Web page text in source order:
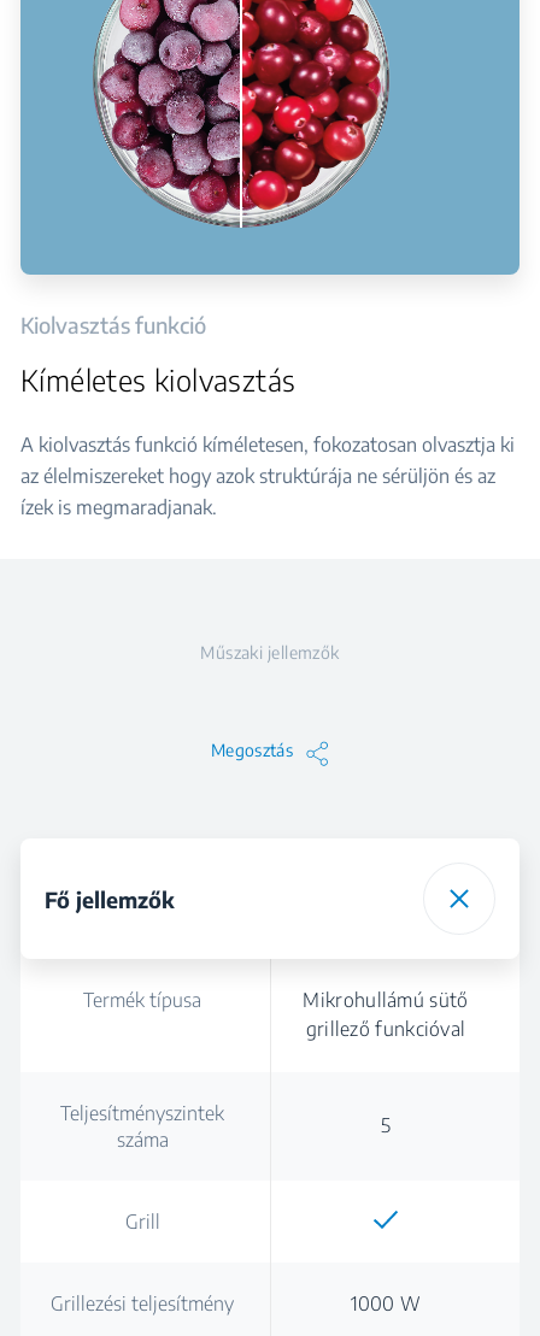
Kiolvasztás funkció
Kíméletes kiolvasztás
A kiolvasztás funkció kíméletesen, fokozatosan olvasztja ki
az élelmiszereket hogy azok struktúrája ne sérüljön és az
ízek is megmaradjanak.
Műszaki jellemzők
Megosztás
Fő jellemzők
Termék típusa
Mikrohullámú sütő
grillező funkcióval
Teljesítményszintek
száma
5
Grill
Grillezési teljesítmény 1000 W